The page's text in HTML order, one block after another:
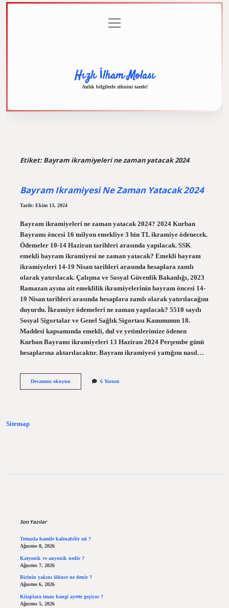
menüyü
aç
Hızlı İlham Molası
Anlık bilgilerle zihnini tazele!
Etiket:Bayram ikramiyeleri ne zaman yatacak 2024
Bayram Ikramiyesi Ne Zaman Yatacak 2024
Tarih: Ekim 13, 2024
Bayram ikramiyeleri ne zaman yatacak 2024? 2024 Kurban
Bayramı öncesi 16 milyon emekliye 3 bin TL ikramiye ödenecek.
Ödemeler 10-14 Haziran tarihleri ​​arasında yapılacak. SSK
emekli bayram ikramiyesi ne zaman yatacak? Emekli bayram
ikramiyeleri 14-19 Nisan tarihleri ​​arasında hesaplara zamlı
olarak yatırılacak. Çalışma ve Sosyal Güvenlik Bakanlığı, 2023
Ramazan ayına ait emeklilik ikramiyelerinin bayram öncesi 14-
19 Nisan tarihleri ​​arasında hesaplara zamlı olarak yatırılacağını
duyurdu. İkramiye ödemeleri ne zaman yapılacak? 5510 sayılı
Sosyal Sigortalar ve Genel Sağlık Sigortası Kanununun 18.
Maddesi kapsamında emekli, dul ve yetimlerimize ödenen
Kurban Bayramı ikramiyeleri 13 Haziran 2024 Perşembe günü
hesaplarına aktarılacaktır. Bayram ikramiyesi yattığını nasıl…
Devamını okuyunBayram
6 Yorum
Sitemap
Son Yazılar
Temasla hamile kalınabilir mi ?
Ağustos 8, 2026
Katyonik ve anyonik nedir ?
Ağustos 7, 2026
Birinin yakını ölünce ne denir ?
Ağustos 6, 2026
Kitaplara iman hangi ayette geçiyor ?
Ağustos 5, 2026